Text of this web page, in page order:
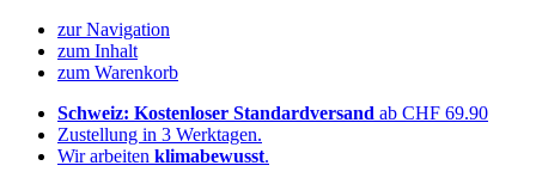
zur Navigation
zum Inhalt
zum Warenkorb
Schweiz: Kostenloser Standardversand ab CHF 69.90
Zustellung in 3 Werktagen.
Wir arbeiten klimabewusst.